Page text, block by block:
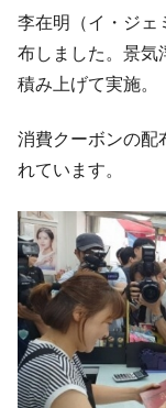
『Money1』
韓
だ。
『Money1』
す」⇒「金を経由
『Money1』
韓
い「50.5％」に上
『Money1』
韓
た ⇒ 国家が行っ
断
『Money1』
韓
動」
『Money1』 中
李在明（イ・ジェ
布しました。景気
積み上げて実施。
消費クーボンの配
れています。